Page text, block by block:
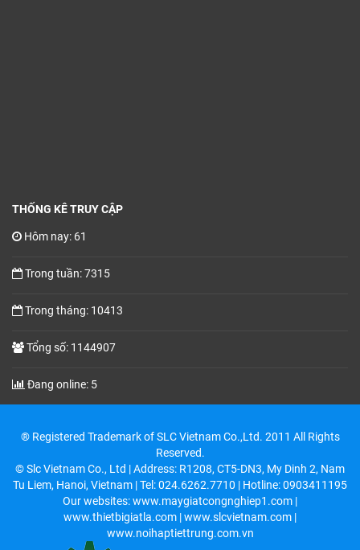
THỐNG KÊ TRUY CẬP
Hôm nay: 61
Trong tuần: 7315
Trong tháng: 10413
Tổng số: 1144907
Đang online: 5
® Registered Trademark of SLC Vietnam Co.,Ltd. 2011 All Rights
Reserved.
© Slc Vietnam Co., Ltd | Address: R1208, CT5-DN3, My Dinh 2, Nam
Tu Liem, Hanoi, Vietnam | Tel: 024.6262.7710 | Hotline: 0903411195
Our websites: www.maygiatcongnghiep1.com |
www.thietbigiatla.com | www.slcvietnam.com |
www.noihaptiettrung.com.vn